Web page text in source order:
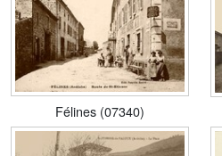
Félines (07340)